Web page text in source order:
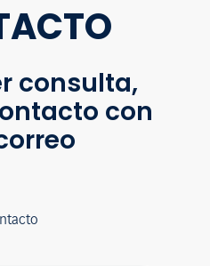
consulta,
con